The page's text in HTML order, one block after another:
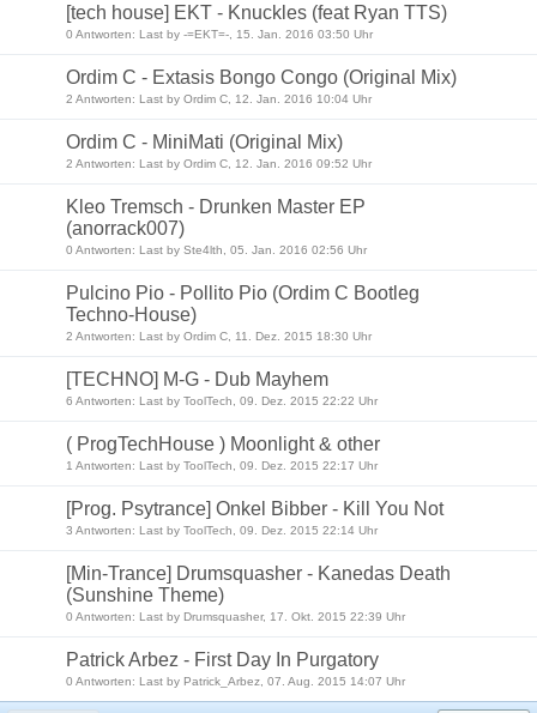
[tech house] EKT - Knuckles (feat Ryan TTS)
0 Antworten: Last by -=EKT=-, 15. Jan. 2016 03:50 Uhr
Ordim C - Extasis Bongo Congo (Original Mix)
2 Antworten: Last by Ordim C, 12. Jan. 2016 10:04 Uhr
Ordim C - MiniMati (Original Mix)
2 Antworten: Last by Ordim C, 12. Jan. 2016 09:52 Uhr
Kleo Tremsch - Drunken Master EP
(anorrack007)
0 Antworten: Last by Ste4lth, 05. Jan. 2016 02:56 Uhr
Pulcino Pio - Pollito Pio (Ordim C Bootleg
Techno-House)
2 Antworten: Last by Ordim C, 11. Dez. 2015 18:30 Uhr
[TECHNO] M-G - Dub Mayhem
6 Antworten: Last by ToolTech, 09. Dez. 2015 22:22 Uhr
( ProgTechHouse ) Moonlight & other
1 Antworten: Last by ToolTech, 09. Dez. 2015 22:17 Uhr
[Prog. Psytrance] Onkel Bibber - Kill You Not
3 Antworten: Last by ToolTech, 09. Dez. 2015 22:14 Uhr
[Min-Trance] Drumsquasher - Kanedas Death
(Sunshine Theme)
0 Antworten: Last by Drumsquasher, 17. Okt. 2015 22:39 Uhr
Patrick Arbez - First Day In Purgatory
0 Antworten: Last by Patrick_Arbez, 07. Aug. 2015 14:07 Uhr